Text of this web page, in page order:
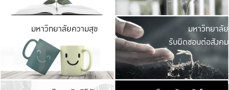
มหาวิทยาลัยความสุข มหาวิ
ค
เปิดประ
และพบเรื่องราวใ
มหาวิทยาลัย
รับผิดชอบต่อสังคม